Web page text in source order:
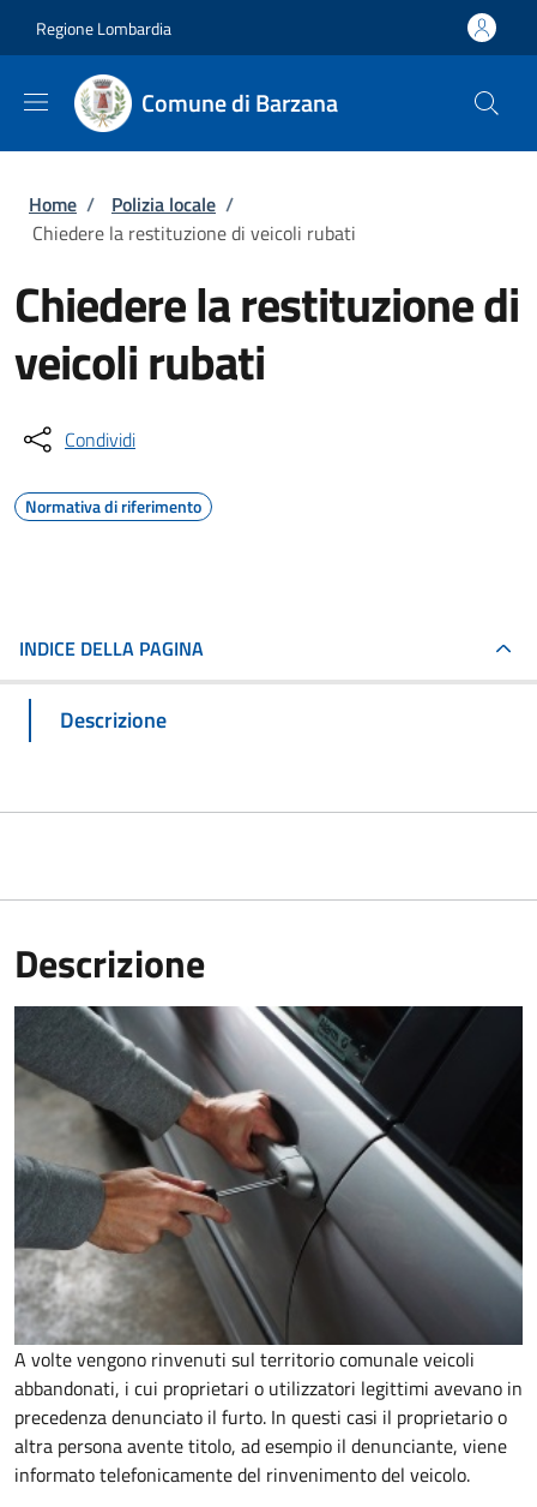
Regione Lombardia
Comune di Barzana
Briciole di pane
Home / Polizia locale /
Chiedere la restituzione di veicoli rubati
Chiedere la restituzione di
veicoli rubati
Condividi
Normativa di riferimento
INDICE DELLA PAGINA
Descrizione
Descrizione
A volte vengono rinvenuti sul territorio comunale veicoli
abbandonati, i cui proprietari o utilizzatori legittimi avevano in
precedenza denunciato il furto. In questi casi il proprietario o
altra persona avente titolo, ad esempio il denunciante, viene
informato telefonicamente del rinvenimento del veicolo.